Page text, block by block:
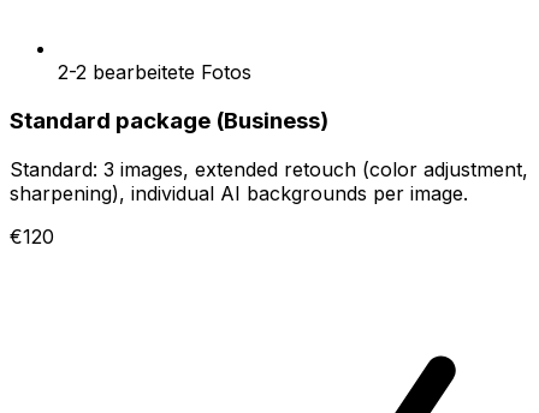
2-2 bearbeitete Fotos
Standard package (Business)
Standard: 3 images, extended retouch (color adjustment,
sharpening), individual AI backgrounds per image.
€120